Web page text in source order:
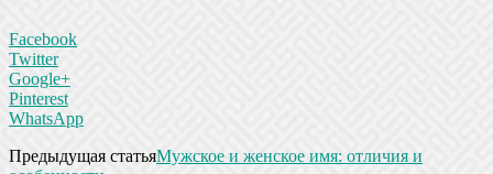
Facebook
Twitter
Google+
Pinterest
WhatsApp
Предыдущая статьяМужское и женское имя: отличия и